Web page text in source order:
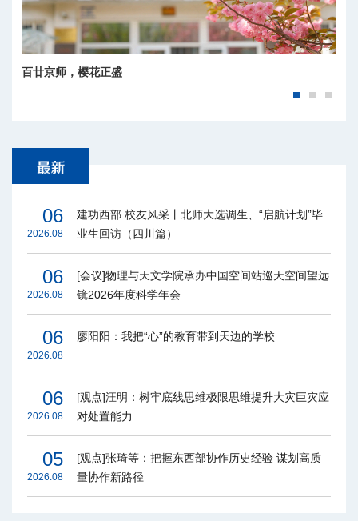
师大秋韵
百廿京师，樱花正盛
06
2026.08
建功西部 校友风采丨北师大选调生、“启航计划”毕
业生回访（四川篇）
06
2026.08
[会议]物理与天文学院承办中国空间站巡天空间望远
镜2026年度科学年会
06
2026.08
廖阳阳：我把“心”的教育带到天边的学校
06
2026.08
[观点]汪明：树牢底线思维极限思维提升大灾巨灾应
对处置能力
05
2026.08
[观点]张琦等：把握东西部协作历史经验 谋划高质
量协作新路径